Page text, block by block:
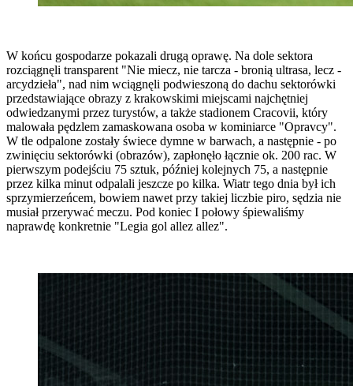
W końcu gospodarze pokazali drugą oprawę. Na dole sektora
rozciągnęli transparent "Nie miecz, nie tarcza - bronią ultrasa, lecz -
arcydzieła", nad nim wciągnęli podwieszoną do dachu sektorówki
przedstawiające obrazy z krakowskimi miejscami najchętniej
odwiedzanymi przez turystów, a także stadionem Cracovii, który
malowała pędzlem zamaskowana osoba w kominiarce "Opravcy".
W tle odpalone zostały świece dymne w barwach, a następnie - po
zwinięciu sektorówki (obrazów), zapłonęło łącznie ok. 200 rac. W
pierwszym podejściu 75 sztuk, później kolejnych 75, a następnie
przez kilka minut odpalali jeszcze po kilka. Wiatr tego dnia był ich
sprzymierzeńcem, bowiem nawet przy takiej liczbie piro, sędzia nie
musiał przerywać meczu. Pod koniec I połowy śpiewaliśmy
naprawdę konkretnie "Legia gol allez allez".